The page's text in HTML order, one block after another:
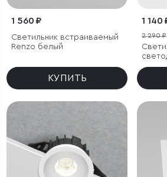
1 560 ₽
Светильник встраиваемый
Renzo белый
КУПИТЬ
1 140
2 290 ₽
белый